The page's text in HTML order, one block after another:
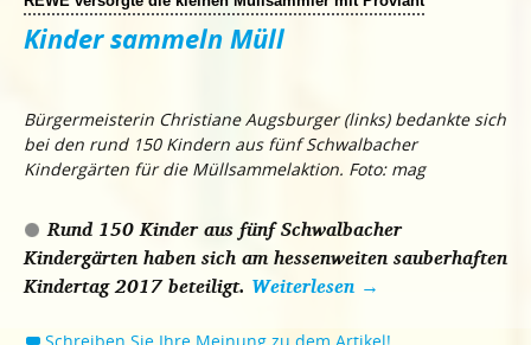
Kinder sammeln Müll
Bürgermeisterin Christiane Augsburger (links) bedankte sich
bei den rund 150 Kindern aus fünf Schwalbacher
Kindergärten für die Müllsammelaktion. Foto: mag
Rund 150 Kinder aus fünf Schwalbacher
Kindergärten haben sich am hessenweiten sauberhaften
Kindertag 2017 beteiligt. Weiterlesen →
Schreiben Sie Ihre Meinung zu dem Artikel!